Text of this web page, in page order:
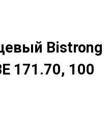
Bistrong
171.70, 100